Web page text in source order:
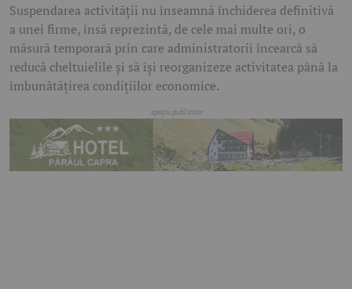
Suspendarea activității nu înseamnă închiderea definitivă
a unei firme, însă reprezintă, de cele mai multe ori, o
măsură temporară prin care administratorii încearcă să
reducă cheltuielile și să își reorganizeze activitatea până la
îmbunătățirea condițiilor economice.